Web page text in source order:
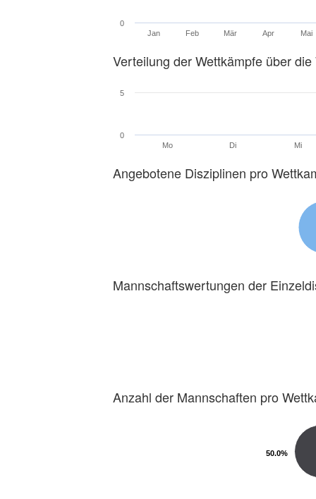
Jan Feb Mär Apr Mai
0
Verteilung der Wettkämpfe über die
Mo Di Mi
0
5
Angebotene Disziplinen pro
Mannschaftswertungen der
Anzahl der Mannschaften pro
50.0%
50.0%